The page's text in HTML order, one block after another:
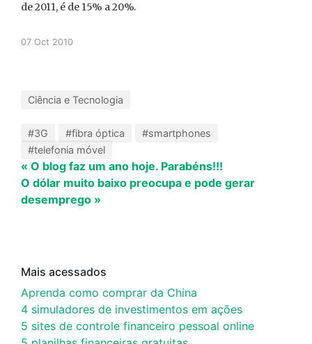
de 2011, é de 15% a 20%.
07 Oct 2010
Ciência e Tecnologia
#3G #fibra óptica
#smartphones
#telefonia móvel
« O blog faz um ano hoje. Parabéns!!!
O dólar muito baixo preocupa e pode gerar
desemprego »
Mais acessados
Aprenda como comprar da China
4 simuladores de investimentos em ações
5 sites de controle financeiro pessoal online